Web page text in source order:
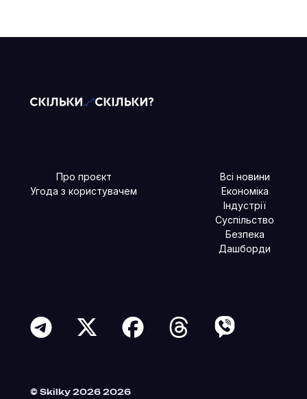
Про проєкт
Угода з користувачем
Всі новини
Економіка
Індустрії
Суспільство
Безпека
Дашборди
Читайте більше в наших соцмережах
© Skilky 2026 2026